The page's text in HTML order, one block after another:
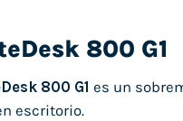
800 G1
800 G1 es un
escritorio.